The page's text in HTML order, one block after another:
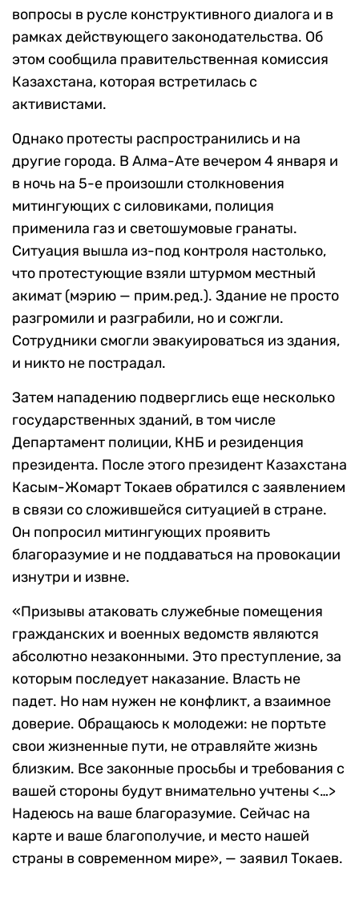
вопросы в русле конструктивного диалога и в
рамках действующего законодательства. Об
этом сообщила правительственная комиссия
Казахстана, которая встретилась с
активистами.
Однако протесты распространились и на
другие города. В Алма-Ате вечером 4 января и
в ночь на 5-е произошли столкновения
митингующих с силовиками, полиция
применила газ и светошумовые гранаты.
Ситуация вышла из-под контроля настолько,
что протестующие взяли штурмом местный
акимат (мэрию — прим.ред.). Здание не просто
разгромили и разграбили, но и сожгли.
Сотрудники смогли эвакуироваться из здания,
и никто не пострадал.
Затем нападению подверглись еще несколько
государственных зданий, в том числе
Департамент полиции, КНБ и резиденция
президента. После этого президент Казахстана
Касым-Жомарт Токаев обратился с заявлением
в связи со сложившейся ситуацией в стране.
Он попросил митингующих проявить
благоразумие и не поддаваться на провокации
изнутри и извне.
«Призывы атаковать служебные помещения
гражданских и военных ведомств являются
абсолютно незаконными. Это преступление, за
которым последует наказание. Власть не
падет. Но нам нужен не конфликт, а взаимное
доверие. Обращаюсь к молодежи: не портьте
свои жизненные пути, не отравляйте жизнь
близким. Все законные просьбы и требования с
вашей стороны будут внимательно учтены <…>
Надеюсь на ваше благоразумие. Сейчас на
карте и ваше благополучие, и место нашей
страны в современном мире», — заявил Токаев.